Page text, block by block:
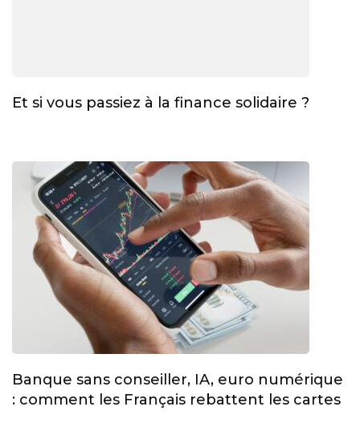
Et si vous passiez à la finance solidaire ?
Banque sans conseiller, IA, euro numérique
: comment les Français rebattent les cartes